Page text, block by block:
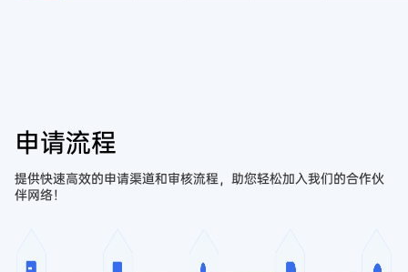
申请流程
提供快速高效的申请渠道和审核流程，助您轻松加入我们的合作伙
伴网络！